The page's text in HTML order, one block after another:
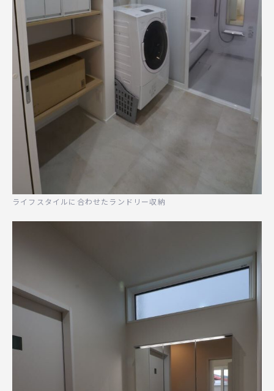
ライフスタイルに合わせたランドリー収納